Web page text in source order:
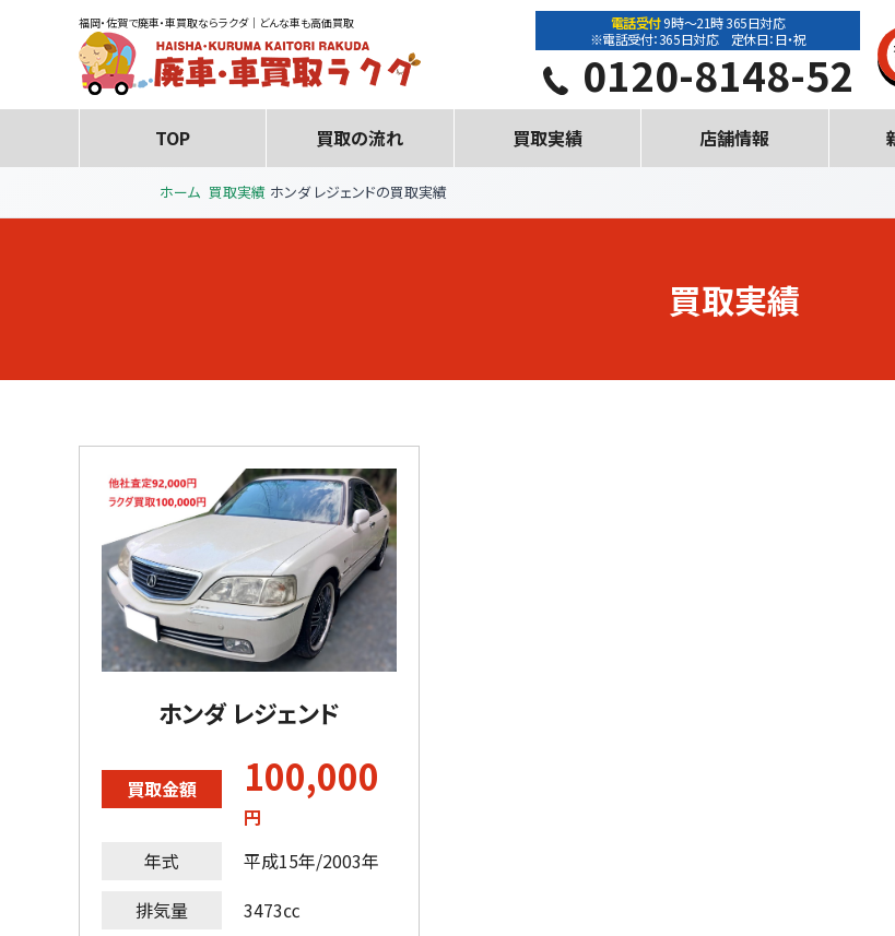
福岡・佐賀で廃車・車買取ならラクダ｜どんな車も高価買取 電話受付9時～21時 365日対応
※電話受付：365日対応 定休日：日・祝
0120-8148-52
TOP 買取の流れ 買取実績 店舗情報
ホーム 買取実績 ホンダ レジェンドの買取実績
買取実績
ホンダ レジェンド
買取金額 100,000
円
年式
平成15年/2003年
排気量
3473㏄